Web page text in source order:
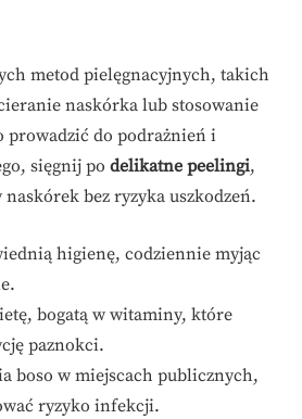
metod pielęgnacyjnych, takich
naskórka lub stosowanie
prowadzić do podrażnień i
sięgnij po delikatne peelingi,
bez ryzyka uszkodzeń.
higienę, codziennie myjąc
bogatą w witaminy, które
paznokci.
boso w miejscach publicznych,
ryzyko infekcji.